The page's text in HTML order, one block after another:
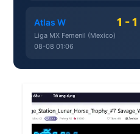
Atlas W 1 - 1
Liga MX Femenil (Mexico)
08-08 01:06